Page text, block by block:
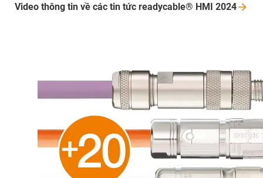
Video thông tin về các tin tức readycable® HMI 2024